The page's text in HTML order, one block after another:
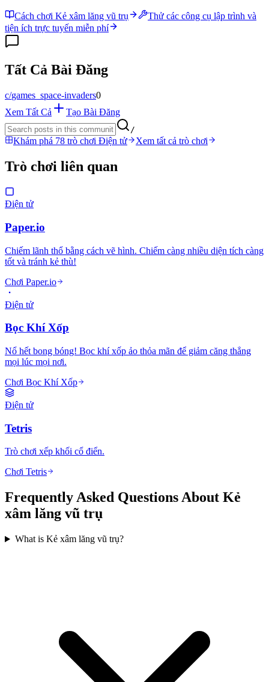
Cách chơi Kẻ xâm lăng vũ trụ
Thử các công cụ lập trình và
tiện ích trực tuyến miễn phí
Tất Cả Bài Đăng
c/games_space-invaders0
Xem Tất Cả
Tạo Bài Đăng
/
Khám phá 78 trò chơi Điện tử Xem tất cả trò chơi
Trò chơi liên quan
Điện tử
Paper.io
Chiếm lãnh thổ bằng cách vẽ hình. Chiếm càng nhiều diện tích càng
tốt và tránh kẻ thù!
Chơi Paper.io
Điện tử
Bọc Khí Xốp
Nổ hết bong bóng! Bọc khí xốp ảo thỏa mãn để giảm căng thẳng
mọi lúc mọi nơi.
Chơi Bọc Khí Xốp
Điện tử
Tetris
Trò chơi xếp khối cổ điển.
Chơi Tetris
Frequently Asked Questions About Kẻ
xâm lăng vũ trụ
What is Kẻ xâm lăng vũ trụ?